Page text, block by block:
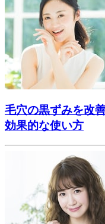
毛穴の黒ずみを改
効果的な使い方